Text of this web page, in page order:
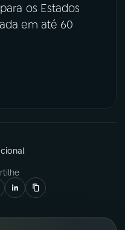
os Estados
em até 60